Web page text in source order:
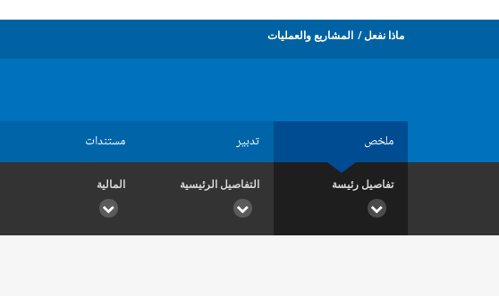
ماذا نفعل المشاريع والعمليات
ملخص تدبير مستندات
تفاصيل رئيسة التفاصيل الرئيسية المالية